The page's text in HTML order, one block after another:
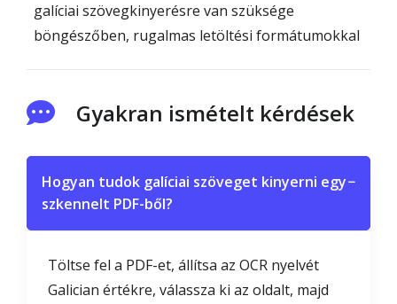
galíciai szövegkinyerésre van szüksége
böngészőben, rugalmas letöltési formátumokkal
Gyakran ismételt kérdések
Hogyan tudok galíciai szöveget kinyerni egy
szkennelt PDF-ből?
−
Töltse fel a PDF-et, állítsa az OCR nyelvét
Galician értékre, válassza ki az oldalt, majd